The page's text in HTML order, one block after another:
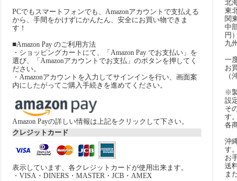
PCでもスマートフォンでも、Amazonアカウントで支払える
から、手間をかけずにかんたん、安全にお買い物できま
す！
■Amazon Pay のご利用方法
・ショッピングカートにて、「Amazon Pay でお支払い」を
選び、「Amazonアカウントでお支払」のボタンを押してく
ださい。
・Amazonアカウントを入力してサインインを行い、画面案
内にしたがってご購入手続きを進めてください。
Amazon Payの詳しい情報は上記をクリックして下さい。
クレジットカード
表示しています、各クレジットカードが使用出来ます。
・VISA・DINERS・MASTER・JCB・AMEX
北
東
関
中
円）
九
一
お
（
※
設
そ
す。
各
沖
す。
お
送
ま